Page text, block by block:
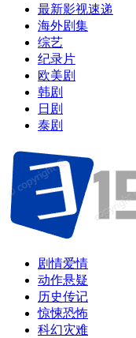
最新影视速递
海外剧集
综艺
纪录片
欧美剧
韩剧
日剧
泰剧
剧情爱情
动作悬疑
历史传记
惊悚恐怖
科幻灾难